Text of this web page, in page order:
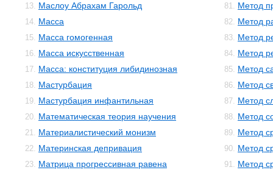
13. Маслоу Абрахам Гарольд
14. Масса
15. Масса гомогенная
16. Масса искусственная
17. Масса: конституция либидинозная
18. Мастурбация
19. Мастурбация инфантильная
20. Математическая теория научения
21. Материалистический монизм
22. Материнская депривация
23. Матрица прогрессивная равена
81. Метод
82. Метод
83. Метод
84. Метод
85. Метод
86. Метод
87. Метод
88. Метод
89. Метод
90. Метод
91. Метод